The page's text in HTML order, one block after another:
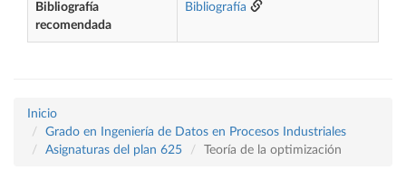
Bibliografía
recomendada
Bibliografía
Inicio
Grado en Ingeniería de Datos en Procesos Industriales
Asignaturas del plan 625
Teoría de la optimización